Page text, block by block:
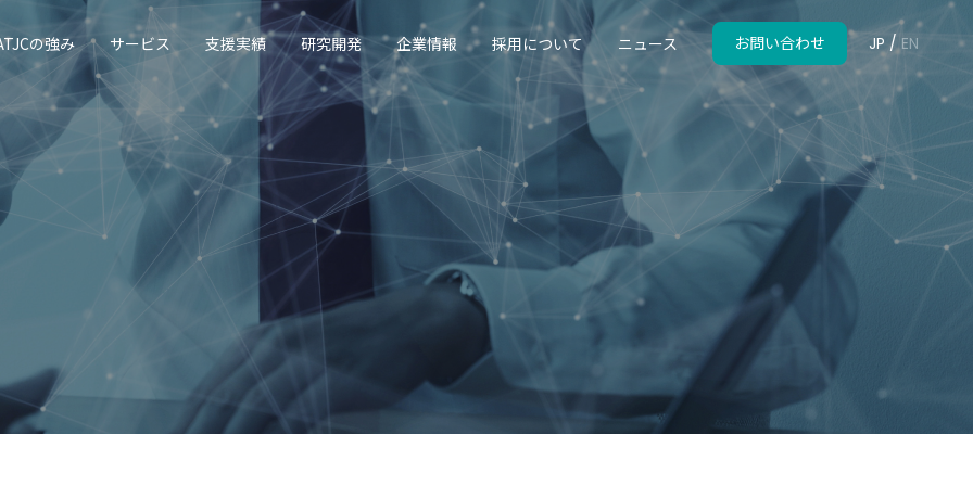
の強み サービス 支援実績 研究開発 企業情報 採用について ニュース お問い合わせ JP /EN